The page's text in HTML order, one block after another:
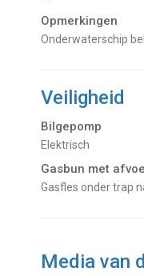
Opmerkingen
Onderwaterschip
Veiligheid
Bilgepomp
Elektrisch
Gasbun met
Gasfles onder trap
Media van